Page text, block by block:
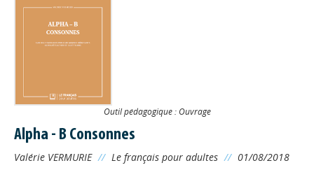
Outil pédagogique : Ouvrage
Alpha - B Consonnes
Valérie VERMURIE // Le français pour adultes // 01/08/2018